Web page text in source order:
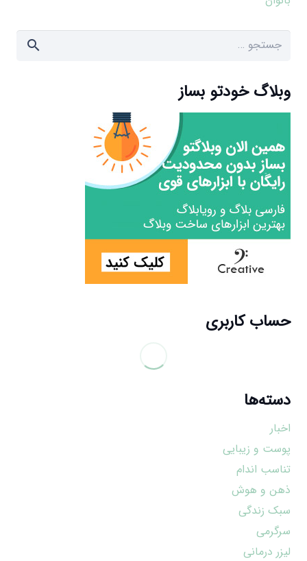
جستجو
وبلاگ خودتو بساز
حساب کاربری
دسته‌ها
اخبار
پوست و زیبایی
تناسب اندام
ذهن و هوش
سبک زندگی
سرگرمی
لیزر درمانی